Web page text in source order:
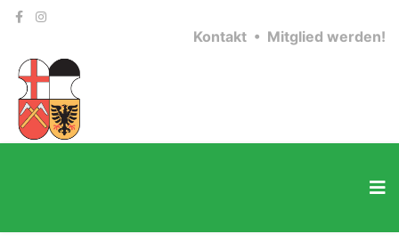
Kontakt • Mitglied werden!